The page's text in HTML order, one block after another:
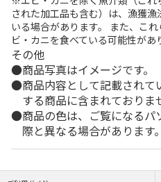
された加工品も含む）は、漁獲
いる場合があります。 また、こ
ビ・カニを食べている可能性があ
その他
商品写真はイメージです。
商品内容として記載され
する商品に含まれておりま
商品の色は、ご覧になる
際と異なる場合があります。